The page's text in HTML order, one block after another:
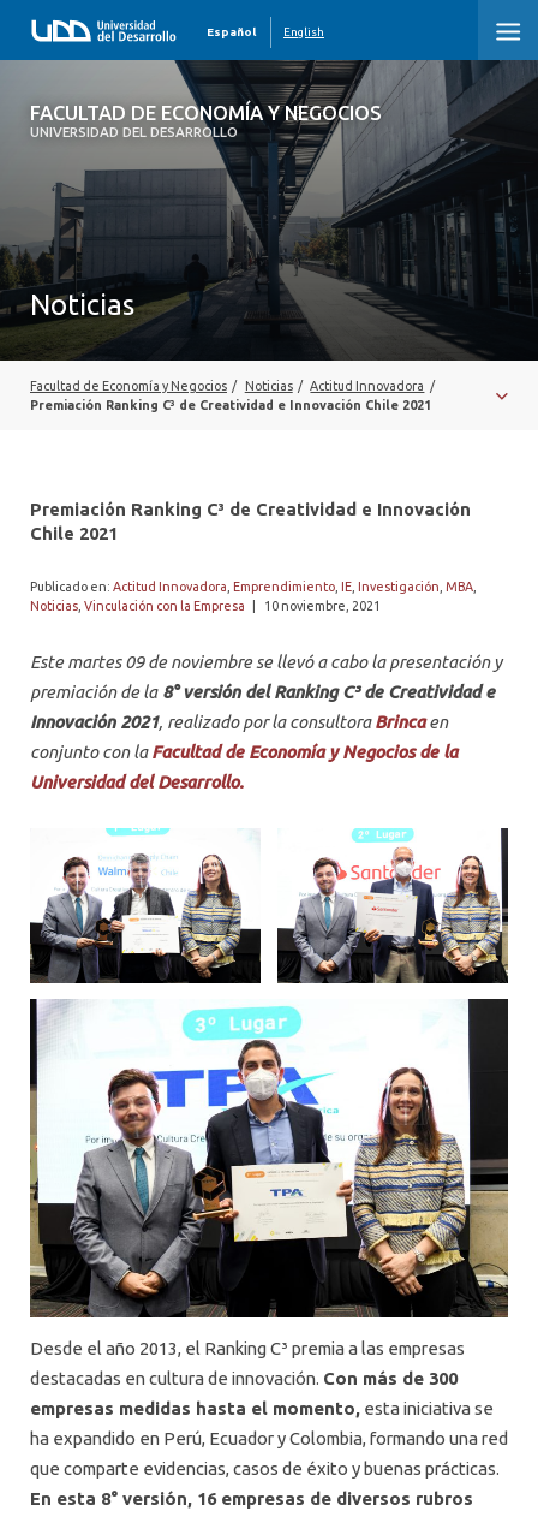
FACULTAD DE ECONOMÍA Y NEGOCIOS
UNIVERSIDAD DEL DESARROLLO
Español English
FACULTAD DE ECONOMÍA Y NEGOCIOS
QUIÉNES SOMOS
PREGRADO
POSTGRADO
EDUCACIÓN EJECUTIVA
PROFESORES
Noticias
Facultad de Economía y Negocios / Noticias / Actitud Innovadora /
Premiación Ranking C³ de Creatividad e Innovación Chile 2021
Premiación Ranking C³ de Creatividad e Innovación
Chile 2021
Publicado en: Actitud Innovadora Emprendimiento IE Investigación MBA
Noticias Vinculación con la Empresa 10 noviembre, 2021
Este martes 09 de noviembre se llevó a cabo la presentación y
premiación de la8° versión del Ranking C³ de Creatividad e
Innovación 2021, realizado por la consultoraBrinca en
conjunto con laFacultad de Economía y Negocios de la
Universidad del Desarrollo.
Desde el año 2013, el Ranking C³ premia a las empresas
destacadas en cultura de innovación. Con más de 300
empresas medidas hasta el momento, esta iniciativa se
ha expandido en Perú, Ecuador y Colombia, formando una red
que comparte evidencias, casos de éxito y buenas prácticas.
En esta 8° versión, 16 empresas de diversos rubros